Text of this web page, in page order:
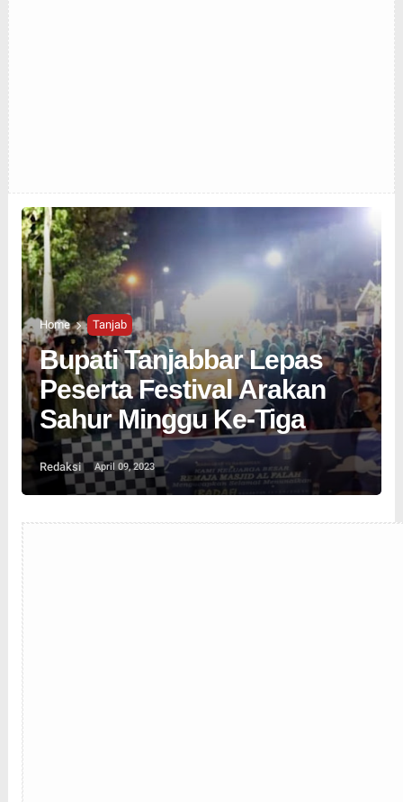
Home Tanjab
Bupati Tanjabbar Lepas
Peserta Festival Arakan
Sahur Minggu Ke-Tiga
Redaksi April 09, 2023